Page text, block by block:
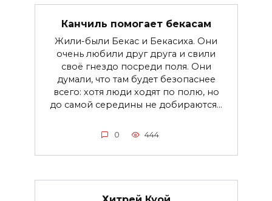
Канчиль помогает бекасам
Жили-были Бекас и Бекасиха. Они
очень любили друг друга и свили
своё гнездо посреди поля. Они
думали, что там будет безопаснее
всего: хотя люди ходят по полю, но
до самой середины не добираются...
0 444